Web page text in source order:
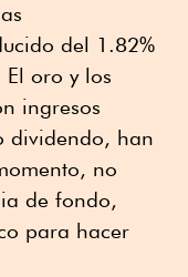
del 1.82%
oro y los
ingresos
dividendo, han
no
de fondo,
para hacer